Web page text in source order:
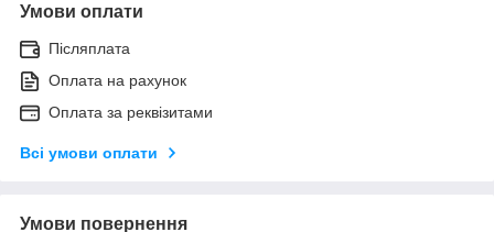
Умови оплати
Післяплата
Оплата на рахунок
Оплата за реквізитами
Всі умови оплати
Умови повернення